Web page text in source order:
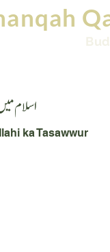
اسلام
ka Tasawwur